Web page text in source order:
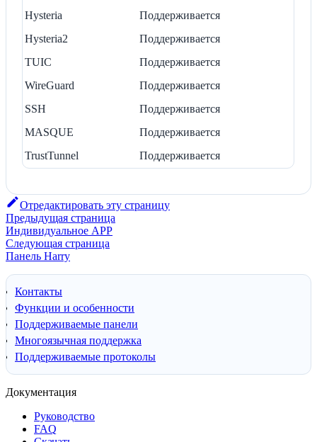
Hysteria
Поддерживается
Hysteria2
Поддерживается
TUIC
Поддерживается
WireGuard
Поддерживается
SSH
Поддерживается
MASQUE
Поддерживается
TrustTunnel
Поддерживается
Отредактировать эту страницу
Предыдущая страница
Индивидуальное APP
Следующая страница
Панель Harry
Контакты
Функции и особенности
Поддерживаемые панели
Многоязычная поддержка
Поддерживаемые протоколы
Документация
Руководство
FAQ